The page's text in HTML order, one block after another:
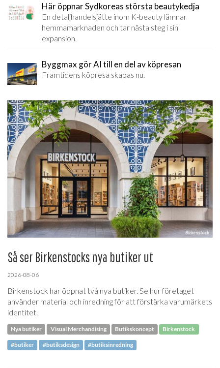
Här öppnar Sydkoreas största beautykedja
En detaljhandelsjätte inom K-beauty lämnar
hemmamarknaden och tar nästa steg i sin
expansion.
Byggmax gör AI till en del av köpresan
Framtidens köpresa skapas nu.
Så ser Birkenstocks nya butiker ut
2026-08-06
Birkenstock har öppnat två nya butiker. Se hur företaget
använder material och inredning för att förstärka varumärkets
identitet.
Nya butiker Visual Merchandising Butikskoncept Birkenstock
#butiker #butiksdesign #butiksinredning